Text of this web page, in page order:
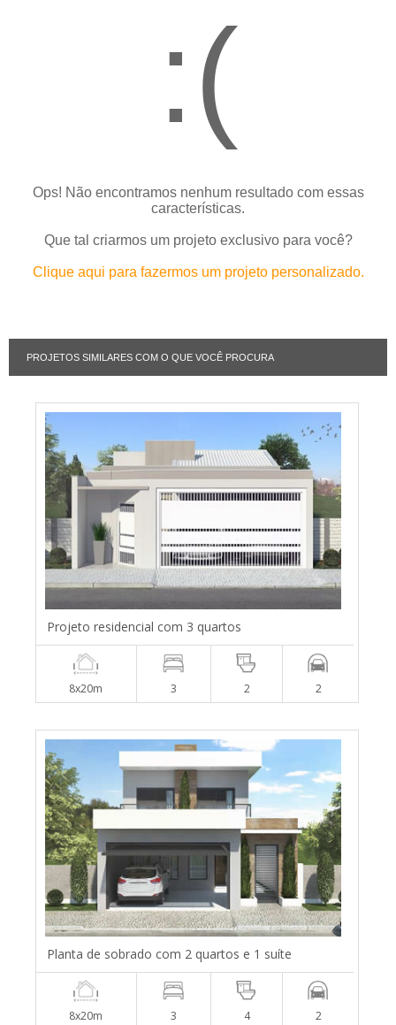
:(
Ops! Não encontramos nenhum resultado com essas
características.
Que tal criarmos um projeto exclusivo para você?
Clique aqui para fazermos um projeto personalizado.
PROJETOS SIMILARES COM O QUE VOCÊ PROCURA
Projeto residencial com 3 quartos
8x20m 3 2 2
Planta de sobrado com 2 quartos e 1 suíte
8x20m 3 4 2